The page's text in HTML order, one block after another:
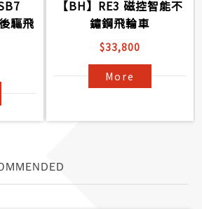
驅飛
【BH】RE3 磁控智能不
鏽鋼飛輪車
$33,800
More